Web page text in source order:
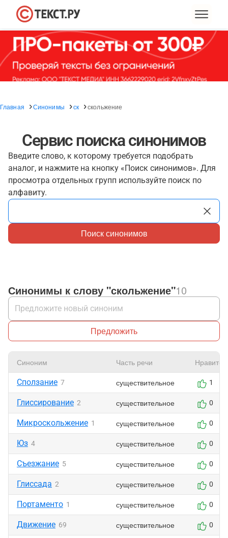
Главная Синонимы ск скольжение
Сервис поиска синонимов
Введите слово, к которому требуется подобрать
аналог, и нажмите на кнопку «Поиск синонимов». Для
просмотра отдельных групп используйте поиск по
алфавиту.
Поиск синонимов
Синонимы к слову "скольжение"10
Предложить
Синоним Часть речи Нравится
Сползание 7 существительное 1
Глиссирование 2 существительное 0
Микроскольжение 1 существительное 0
Юз 4 существительное 0
Съезжание 5 существительное 0
Глиссада 2 существительное 0
Портаменто 1 существительное 0
Движение 69 существительное 0